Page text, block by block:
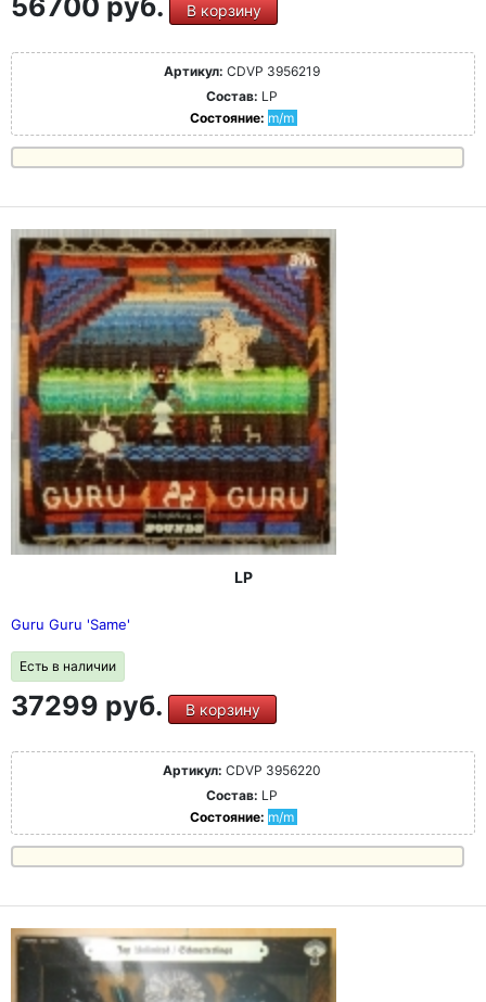
56700 руб. В корзину
Артикул: CDVP 3956219
Состав: LP
Состояние: m/m
LP
Guru Guru 'Same'
Есть в наличии
37299 руб. В корзину
Артикул: CDVP 3956220
Состав: LP
Состояние: m/m